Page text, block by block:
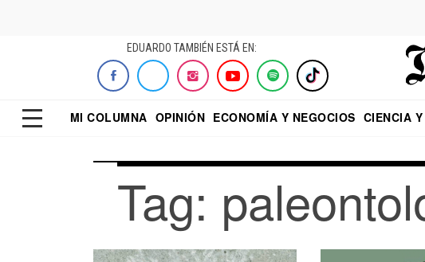
EDUARDO TAMBIÉN ESTÁ EN:
MI COLUMNA OPINIÓN ECONOMÍA Y NEGOCIOS CIENCIA
Tag: